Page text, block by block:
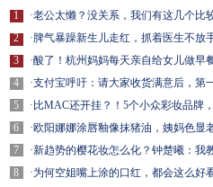
1
2
3
4
5
6
7
8
·老公太懒？没关系，我们有这几个比
·脾气暴躁新生儿走红，抓着医生不放
·酸了！杭州妈妈每天亲自给女儿做早
·支付宝呼吁：请大家收货满意后，第
· 比MAC还开挂？！5个小众彩妆品牌
·欧阳娜娜涂唇釉像抹猪油，姨妈色显
·新趋势的樱花妆怎么化？钟楚曦：我
·为何空姐嘴上涂的口红，都会这么好